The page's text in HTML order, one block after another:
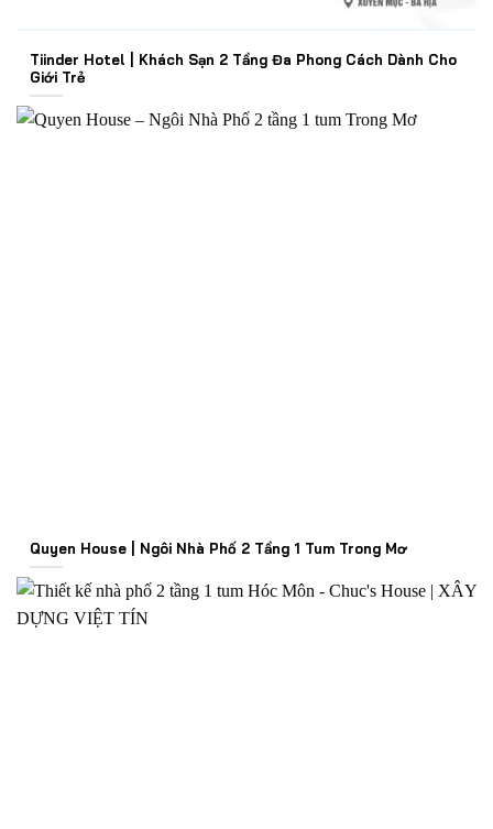
Tiinder Hotel | Khách Sạn 2 Tầng Đa Phong Cách Dành Cho
Giới Trẻ
Quyen House | Ngôi Nhà Phố 2 Tầng 1 Tum Trong Mơ